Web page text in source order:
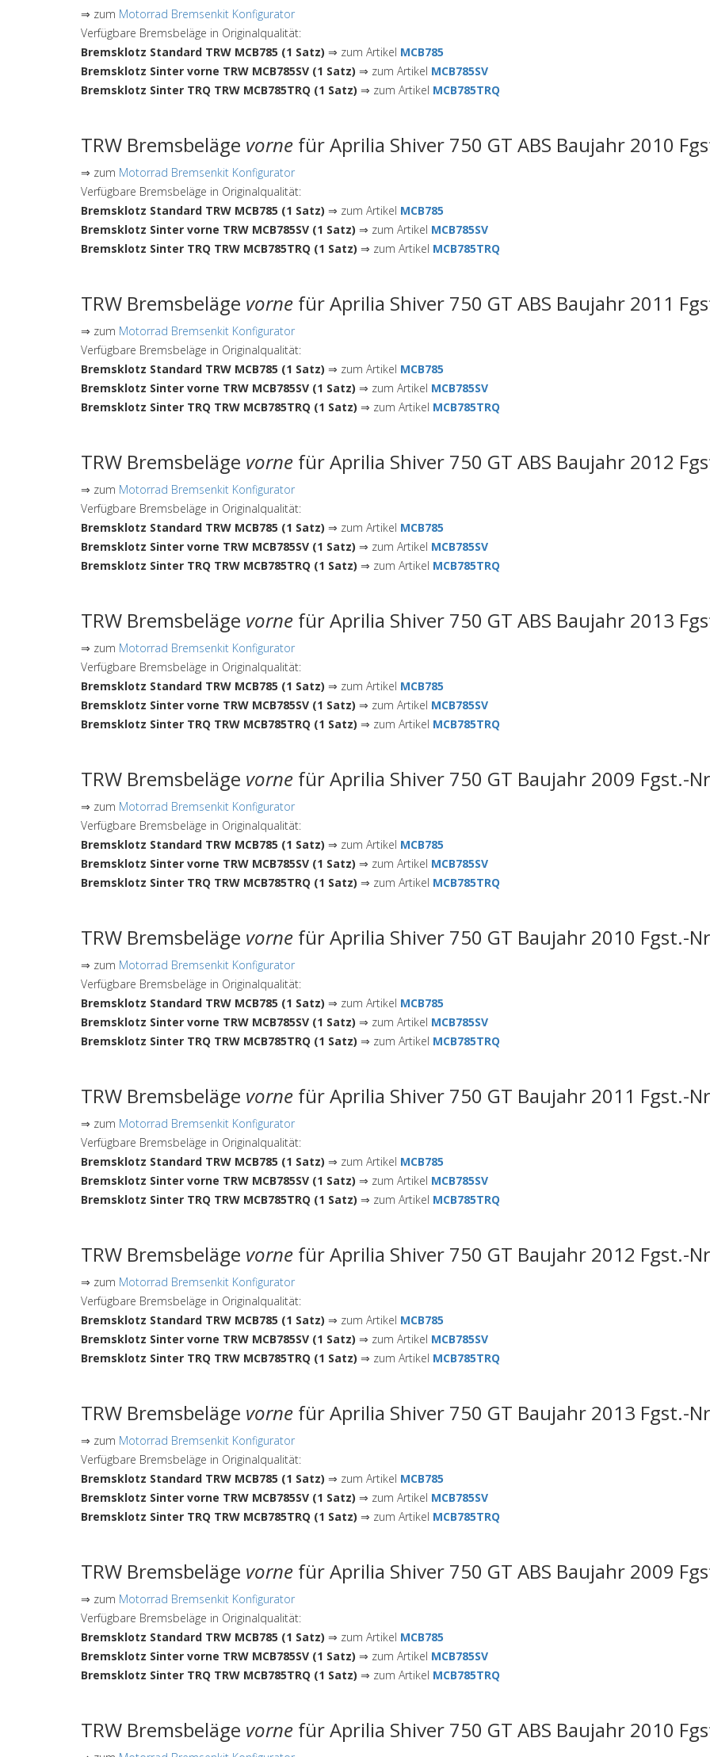
⇒ zum Motorrad Bremsenkit Konfigurator
Verfügbare Bremsbeläge in Originalqualität:
Bremsklotz Standard TRW MCB785 (1 Satz) ⇒ zum Artikel MCB785
Bremsklotz Sinter vorne TRW MCB785SV (1 Satz) ⇒ zum Artikel MCB785SV
Bremsklotz Sinter TRQ TRW MCB785TRQ (1 Satz) ⇒ zum Artikel MCB785TRQ
TRW Bremsbeläge vorne für Aprilia Shiver 750 GT ABS Baujahr 2010
⇒ zum Motorrad Bremsenkit Konfigurator
Verfügbare Bremsbeläge in Originalqualität:
Bremsklotz Standard TRW MCB785 (1 Satz) ⇒ zum Artikel MCB785
Bremsklotz Sinter vorne TRW MCB785SV (1 Satz) ⇒ zum Artikel MCB785SV
Bremsklotz Sinter TRQ TRW MCB785TRQ (1 Satz) ⇒ zum Artikel MCB785TRQ
TRW Bremsbeläge vorne für Aprilia Shiver 750 GT ABS Baujahr 2011
⇒ zum Motorrad Bremsenkit Konfigurator
Verfügbare Bremsbeläge in Originalqualität:
Bremsklotz Standard TRW MCB785 (1 Satz) ⇒ zum Artikel MCB785
Bremsklotz Sinter vorne TRW MCB785SV (1 Satz) ⇒ zum Artikel MCB785SV
Bremsklotz Sinter TRQ TRW MCB785TRQ (1 Satz) ⇒ zum Artikel MCB785TRQ
TRW Bremsbeläge vorne für Aprilia Shiver 750 GT ABS Baujahr 2012
⇒ zum Motorrad Bremsenkit Konfigurator
Verfügbare Bremsbeläge in Originalqualität:
Bremsklotz Standard TRW MCB785 (1 Satz) ⇒ zum Artikel MCB785
Bremsklotz Sinter vorne TRW MCB785SV (1 Satz) ⇒ zum Artikel MCB785SV
Bremsklotz Sinter TRQ TRW MCB785TRQ (1 Satz) ⇒ zum Artikel MCB785TRQ
TRW Bremsbeläge vorne für Aprilia Shiver 750 GT ABS Baujahr 2013
⇒ zum Motorrad Bremsenkit Konfigurator
Verfügbare Bremsbeläge in Originalqualität:
Bremsklotz Standard TRW MCB785 (1 Satz) ⇒ zum Artikel MCB785
Bremsklotz Sinter vorne TRW MCB785SV (1 Satz) ⇒ zum Artikel MCB785SV
Bremsklotz Sinter TRQ TRW MCB785TRQ (1 Satz) ⇒ zum Artikel MCB785TRQ
TRW Bremsbeläge vorne für Aprilia Shiver 750 GT Baujahr 2009 Fgst.-
⇒ zum Motorrad Bremsenkit Konfigurator
Verfügbare Bremsbeläge in Originalqualität:
Bremsklotz Standard TRW MCB785 (1 Satz) ⇒ zum Artikel MCB785
Bremsklotz Sinter vorne TRW MCB785SV (1 Satz) ⇒ zum Artikel MCB785SV
Bremsklotz Sinter TRQ TRW MCB785TRQ (1 Satz) ⇒ zum Artikel MCB785TRQ
TRW Bremsbeläge vorne für Aprilia Shiver 750 GT Baujahr 2010 Fgst.-
⇒ zum Motorrad Bremsenkit Konfigurator
Verfügbare Bremsbeläge in Originalqualität:
Bremsklotz Standard TRW MCB785 (1 Satz) ⇒ zum Artikel MCB785
Bremsklotz Sinter vorne TRW MCB785SV (1 Satz) ⇒ zum Artikel MCB785SV
Bremsklotz Sinter TRQ TRW MCB785TRQ (1 Satz) ⇒ zum Artikel MCB785TRQ
TRW Bremsbeläge vorne für Aprilia Shiver 750 GT Baujahr 2011 Fgst.-
⇒ zum Motorrad Bremsenkit Konfigurator
Verfügbare Bremsbeläge in Originalqualität:
Bremsklotz Standard TRW MCB785 (1 Satz) ⇒ zum Artikel MCB785
Bremsklotz Sinter vorne TRW MCB785SV (1 Satz) ⇒ zum Artikel MCB785SV
Bremsklotz Sinter TRQ TRW MCB785TRQ (1 Satz) ⇒ zum Artikel MCB785TRQ
TRW Bremsbeläge vorne für Aprilia Shiver 750 GT Baujahr 2012 Fgst.-
⇒ zum Motorrad Bremsenkit Konfigurator
Verfügbare Bremsbeläge in Originalqualität:
Bremsklotz Standard TRW MCB785 (1 Satz) ⇒ zum Artikel MCB785
Bremsklotz Sinter vorne TRW MCB785SV (1 Satz) ⇒ zum Artikel MCB785SV
Bremsklotz Sinter TRQ TRW MCB785TRQ (1 Satz) ⇒ zum Artikel MCB785TRQ
TRW Bremsbeläge vorne für Aprilia Shiver 750 GT Baujahr 2013 Fgst.-
⇒ zum Motorrad Bremsenkit Konfigurator
Verfügbare Bremsbeläge in Originalqualität:
Bremsklotz Standard TRW MCB785 (1 Satz) ⇒ zum Artikel MCB785
Bremsklotz Sinter vorne TRW MCB785SV (1 Satz) ⇒ zum Artikel MCB785SV
Bremsklotz Sinter TRQ TRW MCB785TRQ (1 Satz) ⇒ zum Artikel MCB785TRQ
TRW Bremsbeläge vorne für Aprilia Shiver 750 GT ABS Baujahr 2009
⇒ zum Motorrad Bremsenkit Konfigurator
Verfügbare Bremsbeläge in Originalqualität:
Bremsklotz Standard TRW MCB785 (1 Satz) ⇒ zum Artikel MCB785
Bremsklotz Sinter vorne TRW MCB785SV (1 Satz) ⇒ zum Artikel MCB785SV
Bremsklotz Sinter TRQ TRW MCB785TRQ (1 Satz) ⇒ zum Artikel MCB785TRQ
TRW Bremsbeläge vorne für Aprilia Shiver 750 GT ABS Baujahr 2010